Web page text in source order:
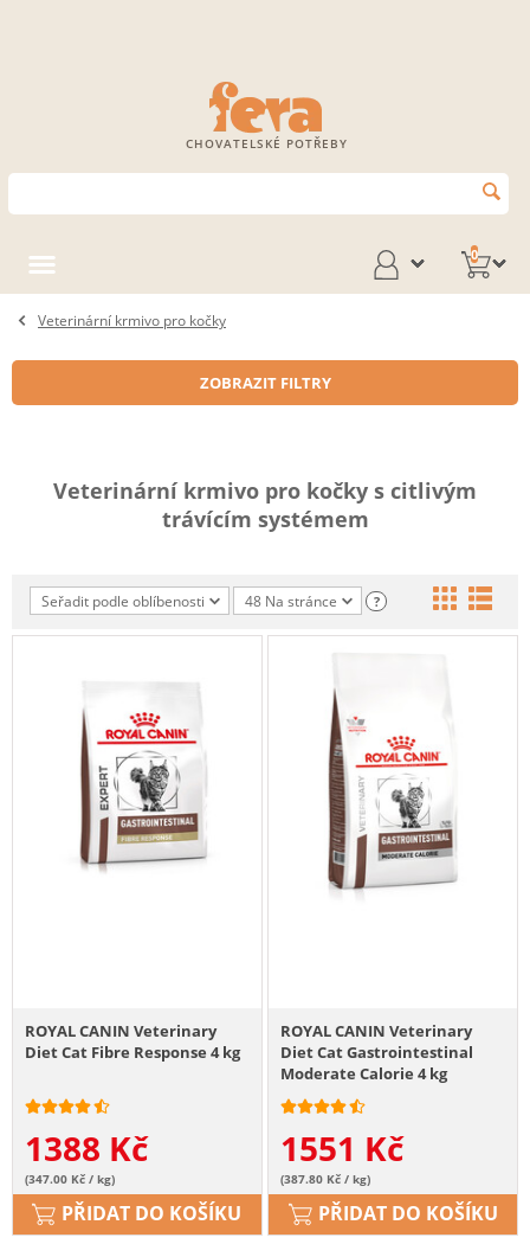
CHOVATELSKÉ POTŘEBY
0
Veterinární krmivo pro kočky
ZOBRAZIT FILTRY
Veterinární krmivo pro kočky s citlivým
trávícím systémem
Seřadit podle oblíbenosti 48 Na stránce ?
ROYAL CANIN Veterinary
Diet Cat Fibre Response 4 kg
1388 Kč
(347.00 Kč / kg)
PŘIDAT DO KOŠÍKU
ROYAL CANIN Veterinary
Diet Cat Gastrointestinal
Moderate Calorie 4 kg
1551 Kč
(387.80 Kč / kg)
PŘIDAT DO KOŠÍKU